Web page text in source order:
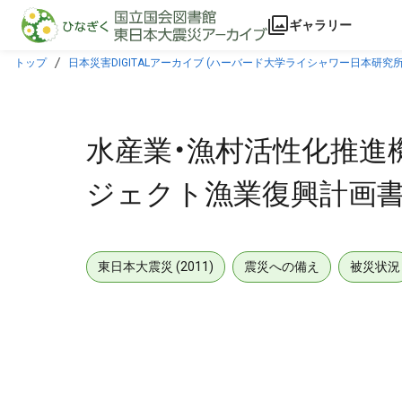
本文に飛ぶ
ギャラリー
トップ 日本災害DIGITALアーカイブ (ハーバード大学ライシャワー日本研究
水産業・漁村活性化推
ジェクト漁業復興計画
東日本大震災 (2011) 震災への備え 被災状況